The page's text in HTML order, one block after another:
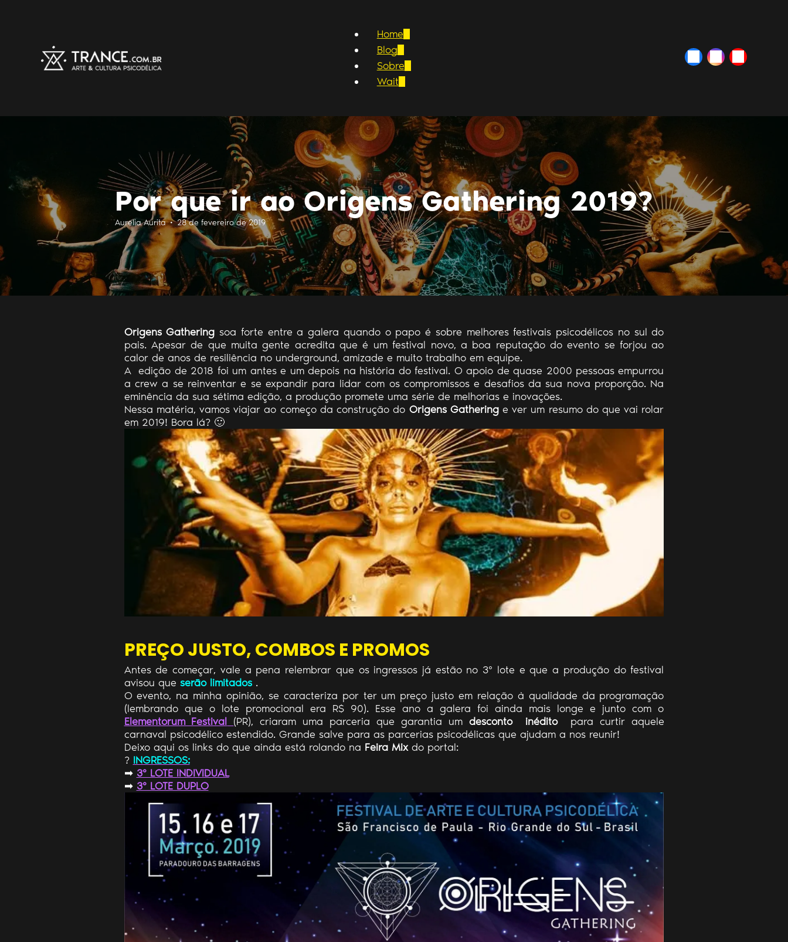
Home
Blog
Sobre
Wait
Por que ir ao Origens Gathering 2019?
Aurelia Aurita • 28 de fevereiro de 2019
Origens Gathering soa forte entre a galera quando o papo é sobre melhores festivais psicodélicos no sul do
pais. Apesar de que muita gente acredita que é um festival novo, a boa reputação do evento se forjou ao
calor de anos de resiliência no underground, amizade e muito trabalho em equipe.
A edição de 2018 foi um antes e um depois na história do festival. O apoio de quase 2000 pessoas empurrou
a crew a se reinventar e se expandir para lidar com os compromissos e desafios da sua nova proporção. Na
eminência da sua sétima edição, a produção promete uma série de melhorias e inovações.
Nessa matéria, vamos viajar ao começo da construção do Origens Gatheringe ver um resumo do que vai rolar
em 2019! Bora lá? 🙂
PREÇO JUSTO, COMBOS E PROMOS
Antes de começar, vale a pena relembrar que os ingressos já estão no 3° lote e que a produção do festival
avisou que serão limitados .
O evento, na minha opinião, se caracteriza por ter um preço justo em relação à qualidade da programação
(lembrando que o lote promocional era R$ 90). Esse ano a galera foi ainda mais longe e junto com o
Elementorum Festival (PR), criaram uma parceria que garantia um desconto inédito
para curtir aquele
carnaval psicodélico estendido. Grande salve para as parcerias psicodélicas que ajudam a nos reunir!
Deixo aqui os links do que ainda está rolando na Feira Mixdo portal:
? INGRESSOS:
➡ 3° LOTE INDIVIDUAL
➡ 3° LOTE DUPLO